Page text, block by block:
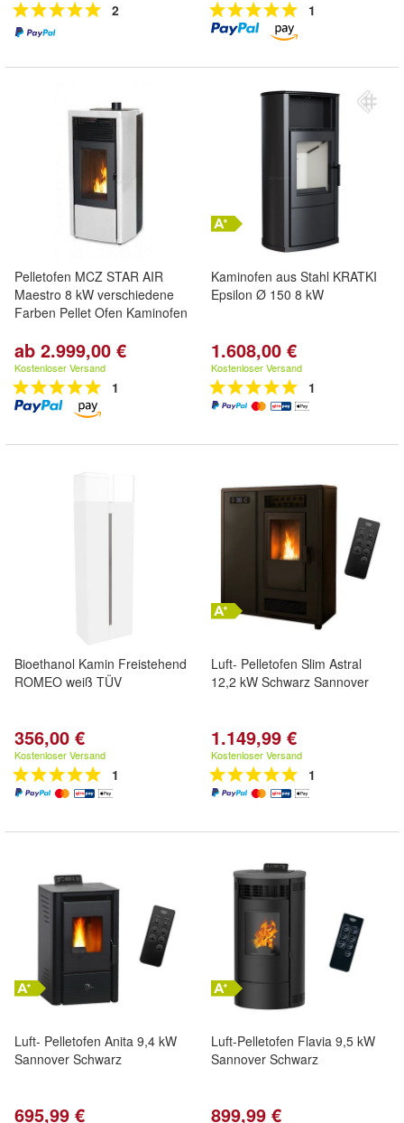
2 1
Pelletofen MCZ STAR AIR
Maestro 8 kW verschiedene
Farben Pellet Ofen Kaminofen
ab 2.999,00 €
Kostenloser Versand
1
Kaminofen aus Stahl KRATKI
Epsilon Ø 150 8 kW
1.608,00 €
Kostenloser Versand
1
Bioethanol Kamin Freistehend
ROMEO weiß TÜV
356,00 €
Kostenloser Versand
1
Luft- Pelletofen Slim Astral
12,2 kW Schwarz Sannover
1.149,99 €
Kostenloser Versand
1
Luft- Pelletofen Anita 9,4 kW
Sannover Schwarz
695,99 €
Luft-Pelletofen Flavia 9,5 kW
Sannover Schwarz
899,99 €